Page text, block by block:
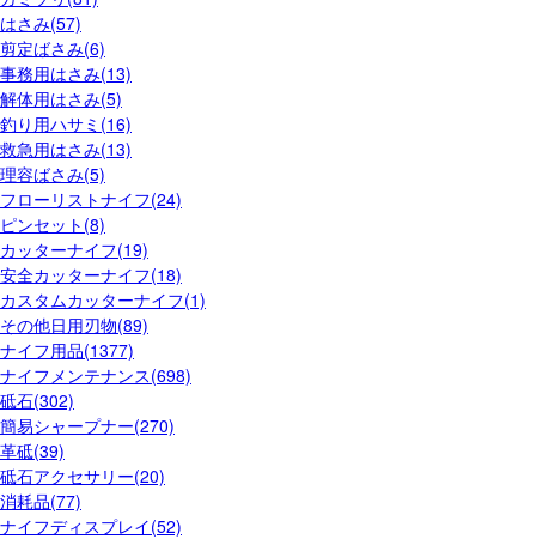
はさみ(57)
剪定ばさみ(6)
事務用はさみ(13)
解体用はさみ(5)
釣り用ハサミ(16)
救急用はさみ(13)
理容ばさみ(5)
フローリストナイフ(24)
ピンセット(8)
カッターナイフ(19)
安全カッターナイフ(18)
カスタムカッターナイフ(1)
その他日用刃物(89)
ナイフ用品(1377)
ナイフメンテナンス(698)
砥石(302)
簡易シャープナー(270)
革砥(39)
砥石アクセサリー(20)
消耗品(77)
ナイフディスプレイ(52)